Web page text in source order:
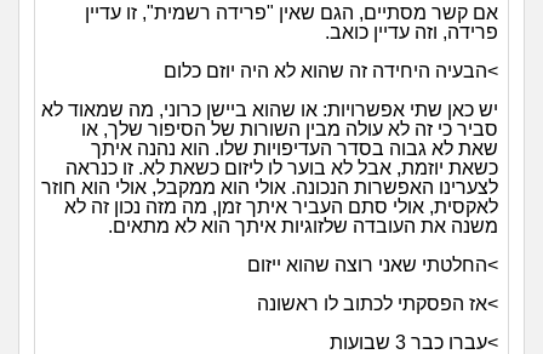
אם קשר מסתיים, הגם שאין "פרידה רשמית", זו עדיין
פרידה, וזה עדיין כואב.
>הבעיה היחידה זה שהוא לא היה יוזם כלום
יש כאן שתי אפשרויות: או שהוא ביישן כרוני, מה שמאוד לא
סביר כי זה לא עולה מבין השורות של הסיפור שלך, או
שאת לא גבוה בסדר העדיפויות שלו. הוא נהנה איתך
כשאת יוזמת, אבל לא בוער לו ליזום כשאת לא. זו כנראה
לצערינו האפשרות הנכונה. אולי הוא ממקבל, אולי הוא חוזר
לאקסית, אולי סתם העביר איתך זמן, מה מזה נכון זה לא
משנה את העובדה שלזוגיות איתך הוא לא מתאים.
>החלטתי שאני רוצה שהוא ייזום
>אז הפסקתי לכתוב לו ראשונה
>עברו כבר 3 שבועות